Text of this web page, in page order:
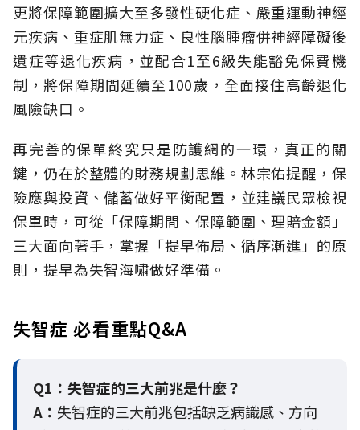
更將保障範圍擴大至多發性硬化症、嚴重運動神經
元疾病、重症肌無力症、良性腦腫瘤併神經障礙後
遺症等退化疾病，並配合1至6級失能豁免保費機
制，將保障期間延續至100歲，全面接住高齡退化
風險缺口。
再完善的保單終究只是防護網的一環，真正的關
鍵，仍在於整體的財務規劃思維。 林宗佑提醒，保
險應與投資、儲蓄做好平衡配置，並建議民眾檢視
保單時，可從「保障期間、保障範圍、理賠金額」
三大面向著手，掌握「提早佈局、循序漸進」的原
則，提早為失智海嘯做好準備。
失智症 必看重點Q&A
Q1：失智症的三大前兆是什麼？
A： 失智症的三大前兆包括缺乏病識感、方向